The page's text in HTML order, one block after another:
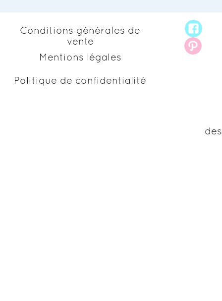
Conditions générales de
vente
Mentions légales
Politique de confidentialité